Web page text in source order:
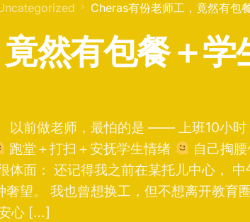
Cheras有份老师工，竟然有包
然有包餐＋学
以前做老师，最怕的是 —— 上班10小
跑堂＋打扫＋安抚学生情绪
自己掏
面： 还记得我之前在某托儿中心，
望。 我也曾想换工，但不想离开教育
心 […]